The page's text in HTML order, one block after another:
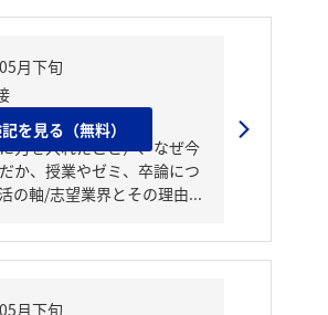
力を入れたこと）、なぜ今
か、授業やゼミ、卒論につ
の軸/志望業界とその理由...
を見る（無料）